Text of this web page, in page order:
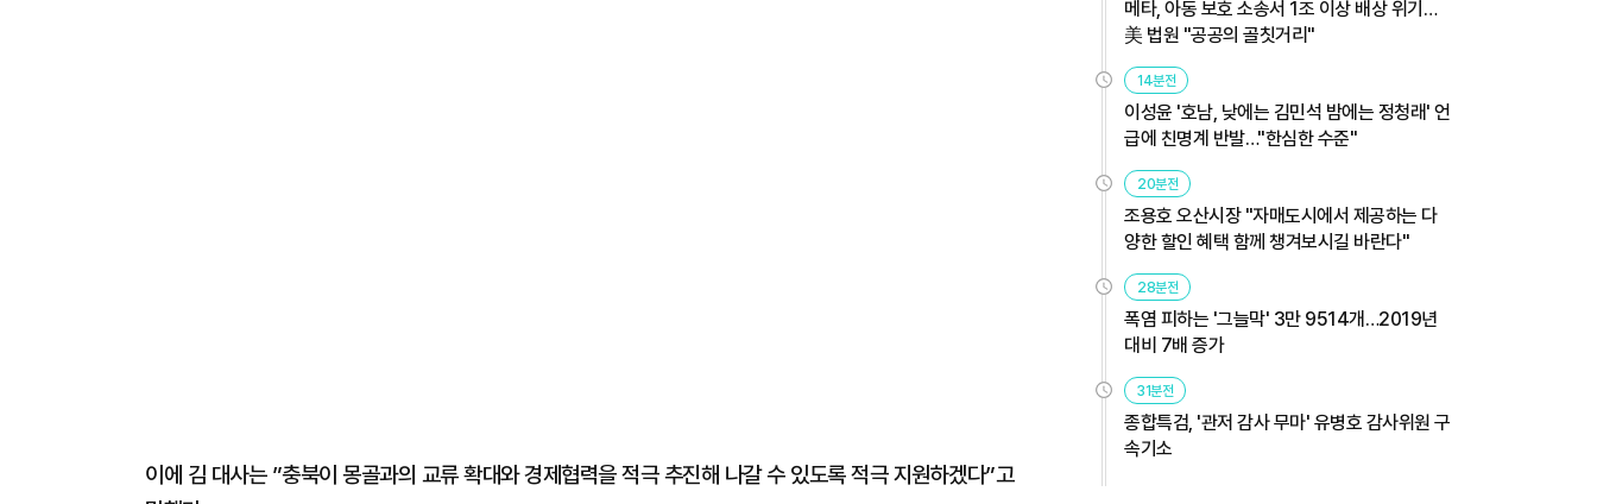
이에 김 대사는 ”충북이 몽골과의 교류 확대와 경제협력을 적극 추진해 나갈 수 있도록 적극 지원하겠다”고
메타, 아동 보호 소송서 1조 이상 배상 위기…
美 법원 "공공의 골칫거리"
14분전
이성윤 '호남, 낮에는 김민석 밤에는 정청래' 언
급에 친명계 반발…"한심한 수준"
20분전
조용호 오산시장 "자매도시에서 제공하는 다
양한 할인 혜택 함께 챙겨보시길 바란다"
28분전
폭염 피하는 '그늘막' 3만 9514개…2019년
대비 7배 증가
31분전
종합특검, '관저 감사 무마' 유병호 감사위원 구
속기소